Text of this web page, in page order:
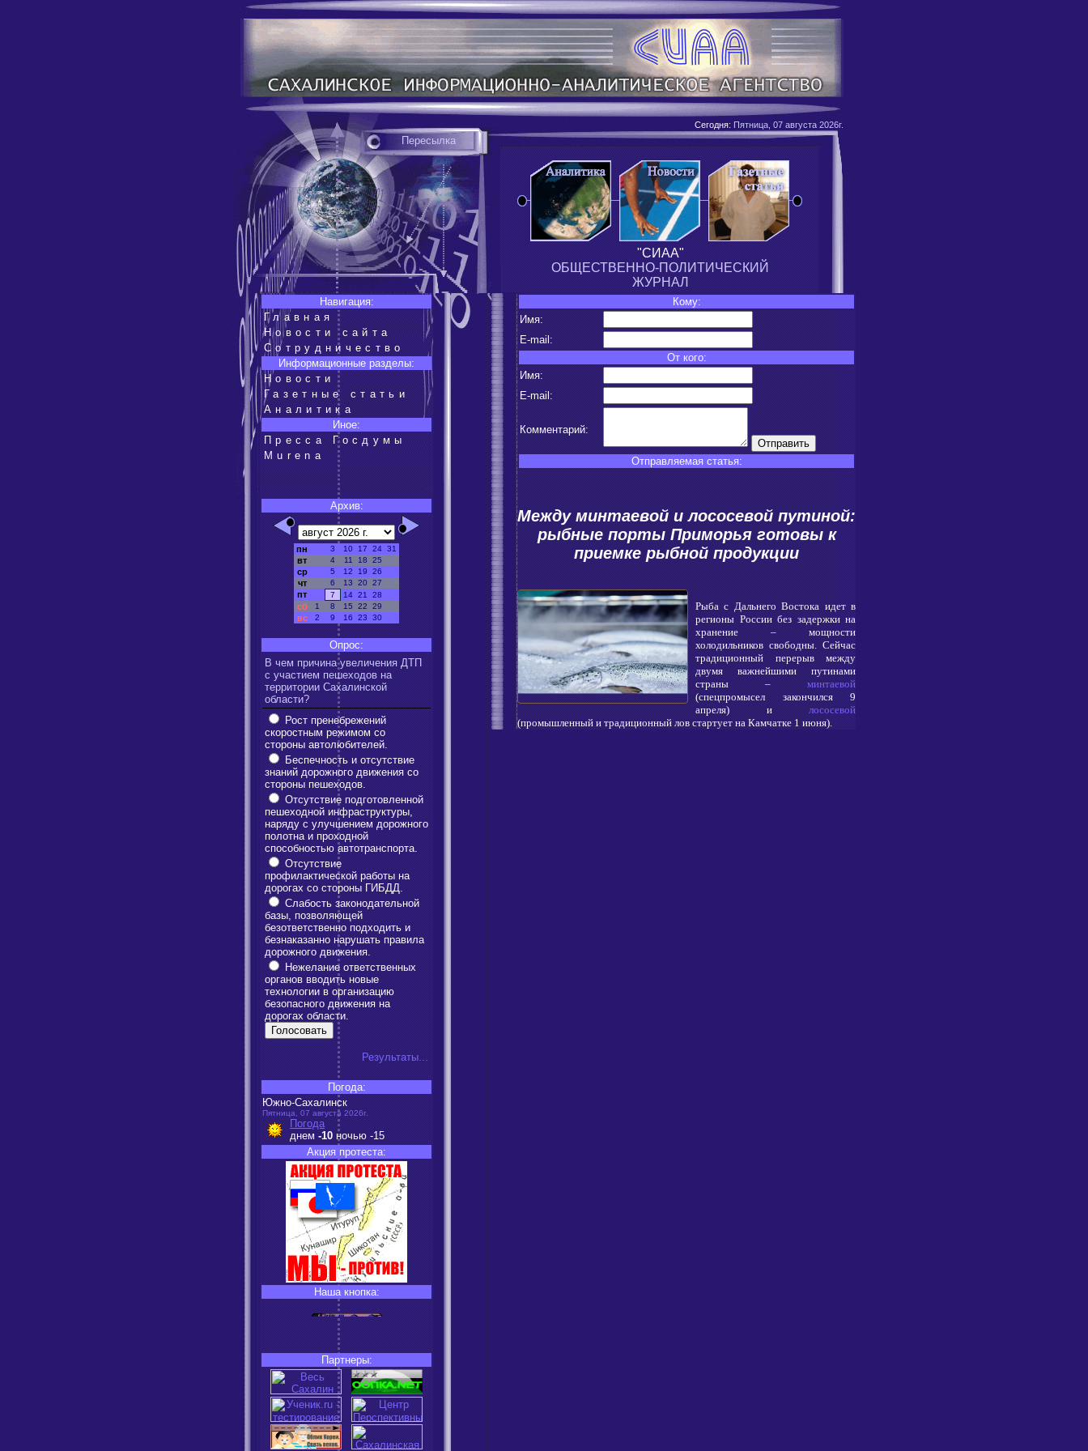
Сегодня: Пятница, 07 августа 2026г.
Пересылка
"СИАА"
ОБЩЕСТВЕННО-ПОЛИТИЧЕСКИЙ
ЖУРНАЛ
Навигация:
Главная
Новости сайта
Сотрудничество
Информационные разделы:
Новости
Газетные статьи
Аналитика
Иное:
Пресса Госдумы
Murena
Архив:
пн 3 10 17 24 31
вт 4 11 18 25
ср 5 12 19 26
чт 6 13 20 27
пт 7 14 21 28
сб 1 8 15 22 29
вс 2 9 16 23 30
Опрос:
В чем причина увеличения ДТП
с участием пешеходов на
территории Сахалинской
области?
Рост пренебрежений
скоростным режимом со
стороны автолюбителей.
Беспечность и отсутствие
знаний дорожного движения со
стороны пешеходов.
Отсутствие подготовленной
пешеходной инфраструктуры,
наряду с улучшением дорожного
полотна и проходной
способностью автотранспорта.
Отсутствие
профилактической работы на
дорогах со стороны ГИБДД.
Слабость законодательной
базы, позволяющей
безответственно подходить и
безнаказанно нарушать правила
дорожного движения.
Нежелание ответственных
органов вводить новые
технологии в организацию
безопасного движения на
дорогах области.
Результаты...
Погода:
Южно-Сахалинск
Пятница, 07 августа 2026г.
Погода
днем -10 ночью -15
Акция протеста:
Наша кнопка:
Партнеры:
Кому:
Имя:
E-mail:
От кого:
Имя:
E-mail:
Комментарий:
Отправляемая статья:
Между минтаевой и лососевой путиной:
рыбные порты Приморья готовы к
приемке рыбной продукции
Рыба с Дальнего Востока идет в
регионы России без задержки на
хранение – мощности
холодильников свободны. Сейчас
традиционный перерыв между
двумя важнейшими путинами
страны – минтаевой
(спецпромысел закончился 9
апреля) и лососевой
(промышленный и традиционный лов стартует на Камчатке 1 июня).